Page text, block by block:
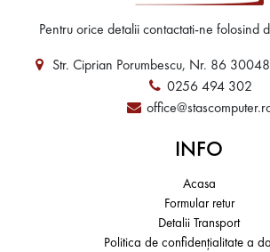
Pentru orice detalii contactati-ne folosind
Str. Ciprian Porumbescu, Nr. 86
0256 494 302
INFO
Acasa
Formular retur
Detalii Transport
Politica de confidențialitate a